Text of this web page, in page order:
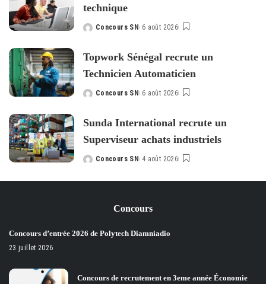
technique
Posted
Concours SN 6 août 2026
Topwork Sénégal recrute un
Technicien Automaticien
Posted
Concours SN 6 août 2026
Sunda International recrute un
Superviseur achats industriels
Posted
Concours SN 4 août 2026
Concours
Concours d’entrée 2026 de Polytech Diamniadio
23 juillet 2026
Concours de recrutement en 3eme année Économie